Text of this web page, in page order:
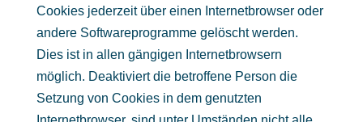
Cookies jederzeit über einen Internetbrowser oder
andere Softwareprogramme gelöscht werden.
Dies ist in allen gängigen Internetbrowsern
möglich. Deaktiviert die betroffene Person die
Setzung von Cookies in dem genutzten